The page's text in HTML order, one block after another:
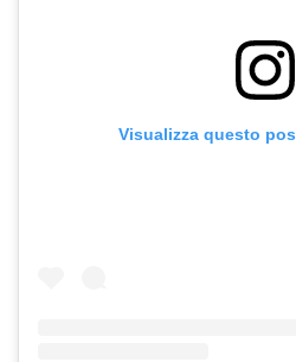
Visualizza questo